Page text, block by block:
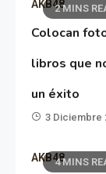
2 MINS
AKB48
Colocan
libros que
un éxito
3 Diciembre
4 MINS
AKB48